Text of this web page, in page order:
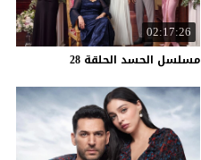
02:17:26
مسلسل الحسد الحلقة 28